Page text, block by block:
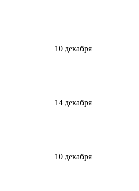
10 декабря
14 декабря
10 декабря